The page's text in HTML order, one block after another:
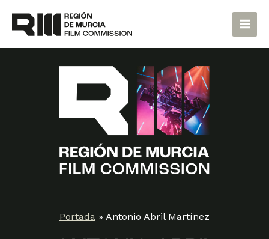
contenido
Main
Portada » Antonio Abril Martínez